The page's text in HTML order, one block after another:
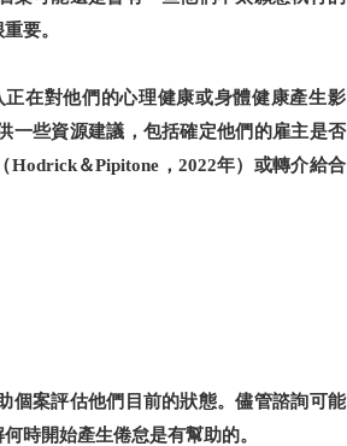
要。
在對他們的心理健康或身體健康產生影
一些資源建議，包括確定他們的雇主是否
Hodrick＆Pipitone ， 2022年）或轉介給合
個案評估他們目前的狀態。儘管諮詢可能
時開始產生倦怠是有幫助的。